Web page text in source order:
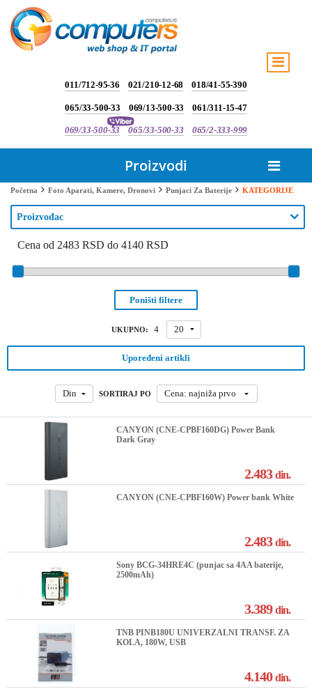
011/712-95-36 021/210-12-68 018/41-55-390
065/33-500-33 069/13-500-33 061/311-15-47
069/33-500-33 065/33-500-33 065/2-333-999
Proizvodi
Početna Foto Aparati, Kamere, Dronovi Punjaci Za Baterije KATEGORIJE
Proizvođac
Cena od 2483 RSD do 4140 RSD
Poništi filtere
UKUPNO: 4 20
Upoređeni artikli
Din SORTIRAJ PO Cena: najniža prvo
CANYON (CNE-CPBF160DG) Power Bank
Dark Gray
2.483din.
CANYON (CNE-CPBF160W) Power bank White
2.483din.
Sony BCG-34HRE4C (punjac sa 4AA baterije,
2500mAh)
3.389din.
TNB PINB180U UNIVERZALNI TRANSF. ZA
KOLA, 180W, USB
4.140din.